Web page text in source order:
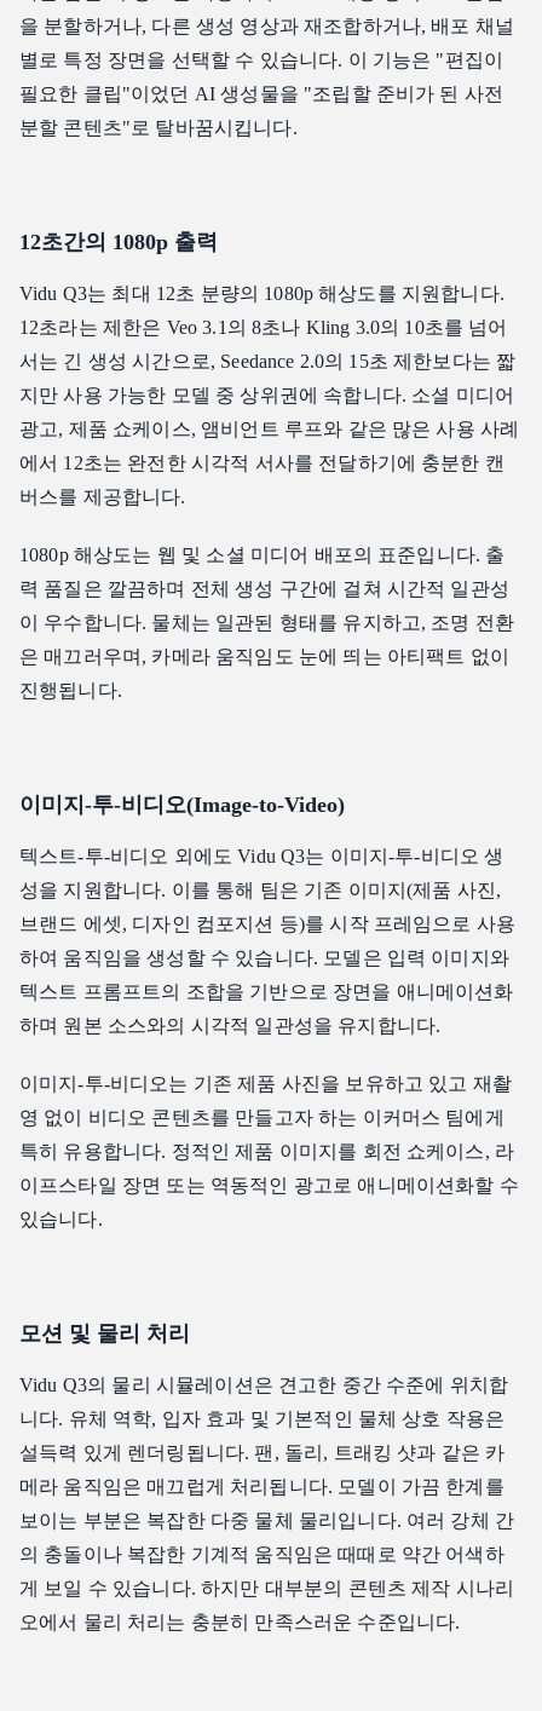
을 분할하거나, 다른 생성 영상과 재조합하거나, 배포 채널
별로 특정 장면을 선택할 수 있습니다. 이 기능은 "편집이
필요한 클립"이었던 AI 생성물을 "조립할 준비가 된 사전
분할 콘텐츠"로 탈바꿈시킵니다.
12초간의 1080p 출력
Vidu Q3는 최대 12초 분량의 1080p 해상도를 지원합니다.
12초라는 제한은 Veo 3.1의 8초나 Kling 3.0의 10초를 넘어
서는 긴 생성 시간으로, Seedance 2.0의 15초 제한보다는 짧
지만 사용 가능한 모델 중 상위권에 속합니다. 소셜 미디어
광고, 제품 쇼케이스, 앰비언트 루프와 같은 많은 사용 사례
에서 12초는 완전한 시각적 서사를 전달하기에 충분한 캔
버스를 제공합니다.
1080p 해상도는 웹 및 소셜 미디어 배포의 표준입니다. 출
력 품질은 깔끔하며 전체 생성 구간에 걸쳐 시간적 일관성
이 우수합니다. 물체는 일관된 형태를 유지하고, 조명 전환
은 매끄러우며, 카메라 움직임도 눈에 띄는 아티팩트 없이
진행됩니다.
이미지-투-비디오(Image-to-Video)
텍스트-투-비디오 외에도 Vidu Q3는 이미지-투-비디오 생
성을 지원합니다. 이를 통해 팀은 기존 이미지(제품 사진,
브랜드 에셋, 디자인 컴포지션 등)를 시작 프레임으로 사용
하여 움직임을 생성할 수 있습니다. 모델은 입력 이미지와
텍스트 프롬프트의 조합을 기반으로 장면을 애니메이션화
하며 원본 소스와의 시각적 일관성을 유지합니다.
이미지-투-비디오는 기존 제품 사진을 보유하고 있고 재촬
영 없이 비디오 콘텐츠를 만들고자 하는 이커머스 팀에게
특히 유용합니다. 정적인 제품 이미지를 회전 쇼케이스, 라
이프스타일 장면 또는 역동적인 광고로 애니메이션화할 수
있습니다.
모션 및 물리 처리
Vidu Q3의 물리 시뮬레이션은 견고한 중간 수준에 위치합
니다. 유체 역학, 입자 효과 및 기본적인 물체 상호 작용은
설득력 있게 렌더링됩니다. 팬, 돌리, 트래킹 샷과 같은 카
메라 움직임은 매끄럽게 처리됩니다. 모델이 가끔 한계를
보이는 부분은 복잡한 다중 물체 물리입니다. 여러 강체 간
의 충돌이나 복잡한 기계적 움직임은 때때로 약간 어색하
게 보일 수 있습니다. 하지만 대부분의 콘텐츠 제작 시나리
오에서 물리 처리는 충분히 만족스러운 수준입니다.